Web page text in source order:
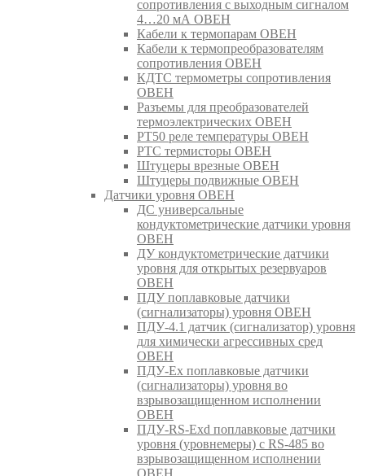
сопротивления с выходным сигналом
4…20 мА ОВЕН
Кабели к термопарам ОВЕН
Кабели к термопреобразователям
сопротивления ОВЕН
КДТС термометры сопротивления
ОВЕН
Разъемы для преобразователей
термоэлектрических ОВЕН
РТ50 реле температуры ОВЕН
РТС термисторы ОВЕН
Штуцеры врезные ОВЕН
Штуцеры подвижные ОВЕН
Датчики уровня ОВЕН
ДС универсальные
кондуктометрические датчики уровня
ОВЕН
ДУ кондуктометрические датчики
уровня для открытых резервуаров
ОВЕН
ПДУ поплавковые датчики
(сигнализаторы) уровня ОВЕН
ПДУ-4.1 датчик (сигнализатор) уровня
для химически агрессивных сред
ОВЕН
ПДУ-Ex поплавковые датчики
(сигнализаторы) уровня во
взрывозащищенном исполнении
ОВЕН
ПДУ-RS-Exd поплавковые датчики
уровня (уровнемеры) с RS-485 во
взрывозащищенном исполнении